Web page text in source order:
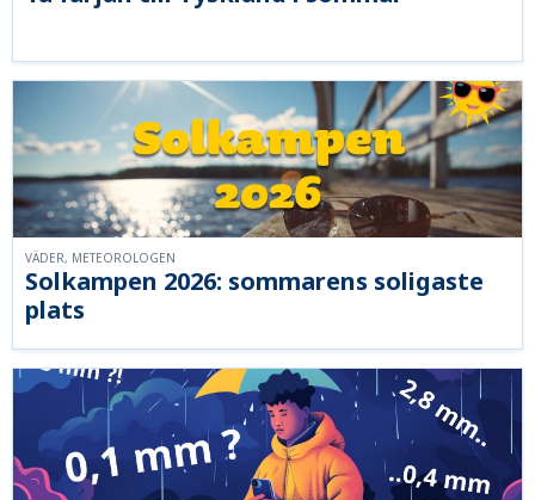
Solkampen 2026: sommarens soligaste
plats
VÄDER, METEOROLOGEN